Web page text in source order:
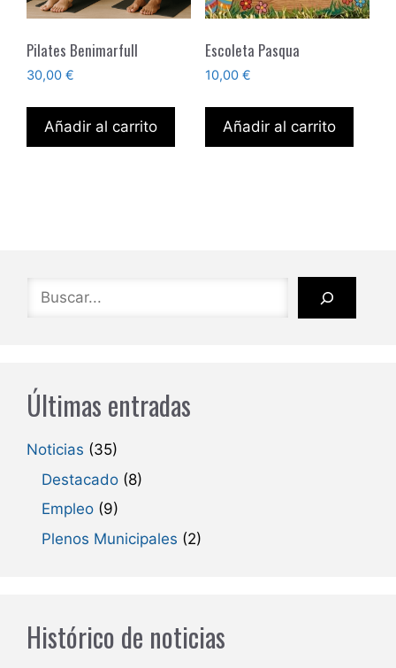
Pilates Benimarfull
30,00 €
Añadir al carrito
Escoleta Pasqua
10,00 €
Añadir al carrito
Buscar
Últimas entradas
Noticias (35)
Destacado (8)
Empleo (9)
Plenos Municipales (2)
Histórico de noticias